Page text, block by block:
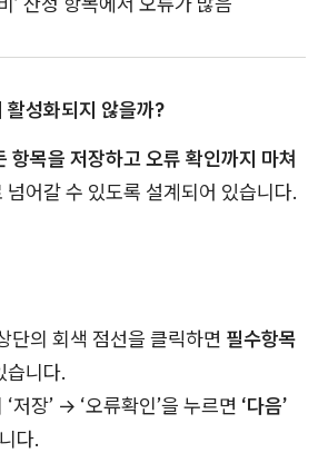
성화되지 않을까?
항목을 저장하고 오류 확인까지 마쳐
넘어갈 수 있도록 설계되어 있습니다.
단의 회색 점선을 클릭하면 필수항목
습니다.
저장’ → ‘오류확인’을 누르면 ‘다음’
다.